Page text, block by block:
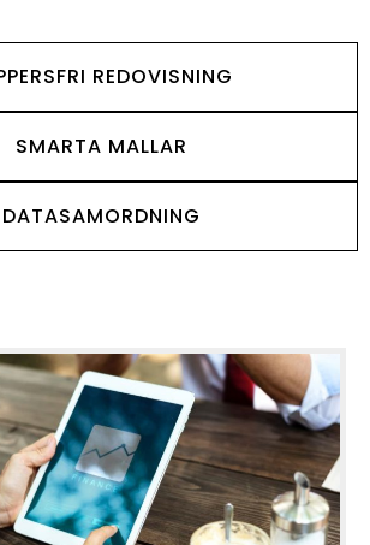
REDOVISNING
SMARTA MALLAR
DATASAMORDNING